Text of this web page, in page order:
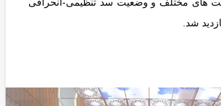
های مختلف و وضعیت سد تنظیمی-انحرافی
شد.